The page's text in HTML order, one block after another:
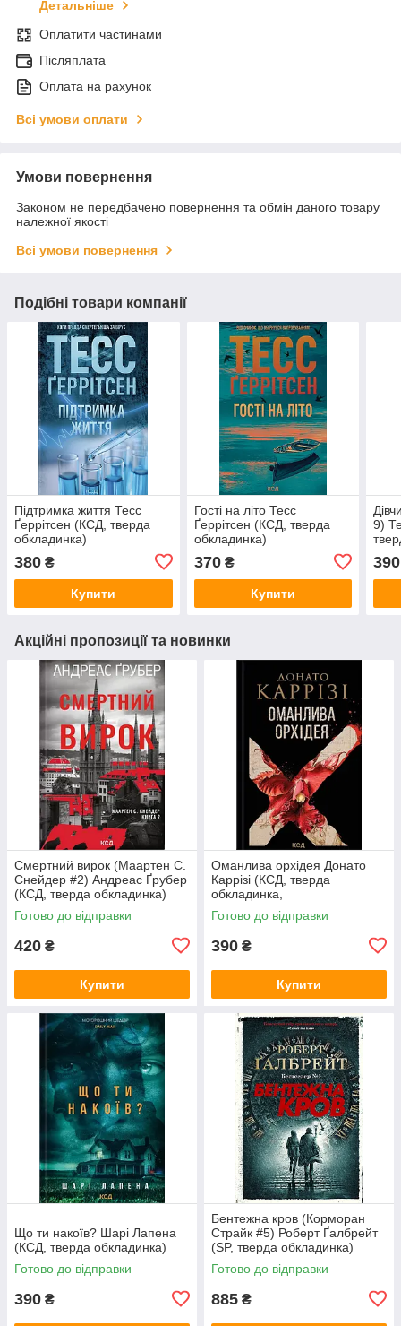
Детальніше
Оплатити частинами
Післяплата
Оплата на рахунок
Всі умови оплати
Умови повернення
Законом не передбачено повернення та обмін даного товару
належної якості
Всі умови повернення
Подібні товари компанії
Підтримка життя Тесс
Ґеррітсен (КСД, тверда
обкладинка)
380 ₴
Купити
Гості на літо Тесс
Ґеррітсен (КСД, тверда
обкладинка)
370₴
Купити
9)
390
Акційні пропозиції та новинки
Смертний вирок (Маартен С.
Снейдер #2) Андреас Ґрубер
(КСД, тверда обкладинка)
Готово до відправки
420 ₴
Купити
Оманлива орхідея Донато
Каррізі (КСД, тверда
обкладинка,
суперобкладинка)
Готово до відправки
390 ₴
Купити
Що ти накоїв? Шарі Лапена
(КСД, тверда обкладинка)
Готово до відправки
390 ₴
Бентежна кров (Корморан
Страйк #5) Роберт Ґалбрейт
(SP, тверда обкладинка)
Готово до відправки
885 ₴